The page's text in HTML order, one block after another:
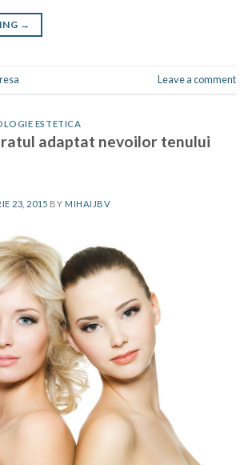
→
Leave a comment
ESTETICA
adaptat nevoilor tenului
23, 2015 BY MIHAIJBV